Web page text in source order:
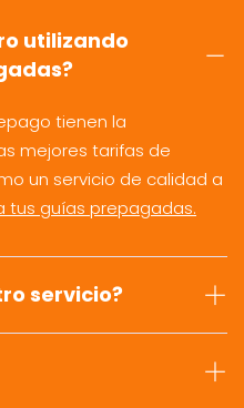
utilizando
tienen la
mejores tarifas de
un servicio de calidad a
tus guías prepagadas.
servicio?